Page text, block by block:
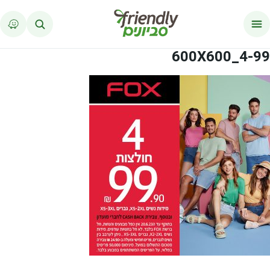
4-99_600X600